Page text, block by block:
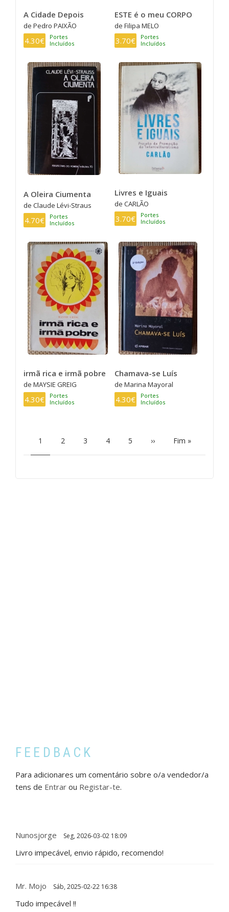
A Cidade Depois
de Pedro PAIXÃO
4.30€
Portes
Incluídos
ESTE é o meu CORPO
de Filipa MELO
3.70€
Portes
Incluídos
A Oleira Ciumenta
de Claude Lévi-Straus
4.70€
Portes
Incluídos
Livres e Iguais
de CARLÃO
3.70€
Portes
Incluídos
irmã rica e irmã pobre
de MAYSIE GREIG
4.30€
Portes
Incluídos
Chamava-se Luís
de Marina Mayoral
4.30€
Portes
Incluídos
Página
1 Page
2 Page
3 Page
4 Page
5 Próxima
›› Última
Fim »
FEEDBACK
Para adicionares um comentário sobre o/a vendedor/a
tens de Entrar ou Registar-te.
Nunosjorge Seg, 2026-03-02 18:09
Livro impecável, envio rápido, recomendo!
Mr. Mojo Sáb, 2025-02-22 16:38
Tudo impecável !!